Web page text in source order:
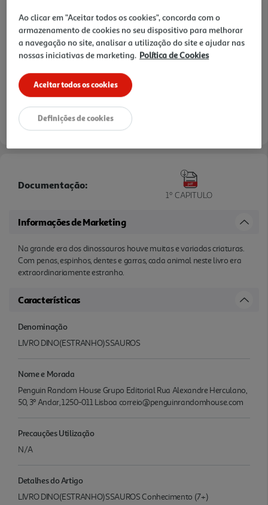
Documentação:
1º CAPITULO
Informações de Marketing
Na grande era dos dinossauros houve muitas e variadas criaturas.
Com penas, espinhos, dentes e garras, cada animal neste livro era
extraordinariamente estranho.
Características
Denominação
LIVRO DINO(ESTRANHO)SSAUROS
Nome e Morada
Penguin Random House Grupo Editorial Rua Alexandre Herculano,
50, 3º Andar, 1250-011 Lisboa correio@penguinrandomhouse.com
Precauções Utilização
N/A
Detalhes do Artigo
LIVRO DINO(ESTRANHO)SSAUROS Conhecimento (7+)
Ao clicar em "Aceitar todos os cookies", concorda com o
armazenamento de cookies no seu dispositivo para melhorar
a navegação no site, analisar a utilização do site e ajudar nas
nossas iniciativas de marketing. Política de Cookies
Aceitar todos os cookies
Definições de cookies